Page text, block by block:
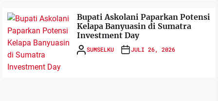
Bupati Askolani Paparkan Potensi
Kelapa Banyuasin di Sumatra
Investment Day
SUMSELKU JULI 26, 2026